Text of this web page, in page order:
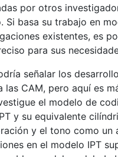
por otros
Si basa su trabajo en
existentes, es
para sus
señalar los
las CAM, pero aquí es
el modelo de
y su equivalente
y el tono como un
en el modelo IPT